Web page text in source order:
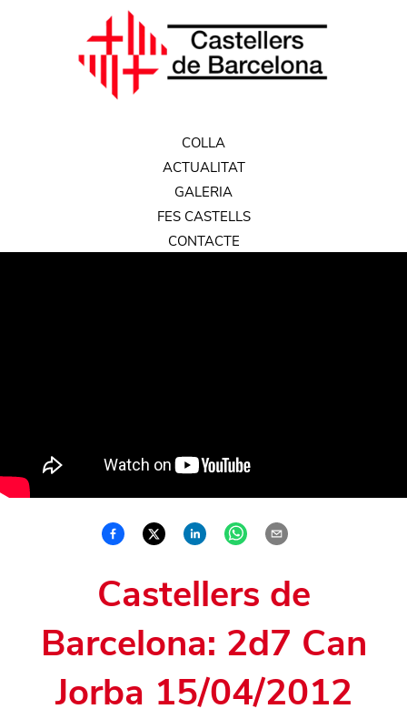
COLLA
ACTUALITAT
GALERIA
FES CASTELLS
CONTACTE
Castellers de
Barcelona: 2d7 Can
Jorba 15/04/2012